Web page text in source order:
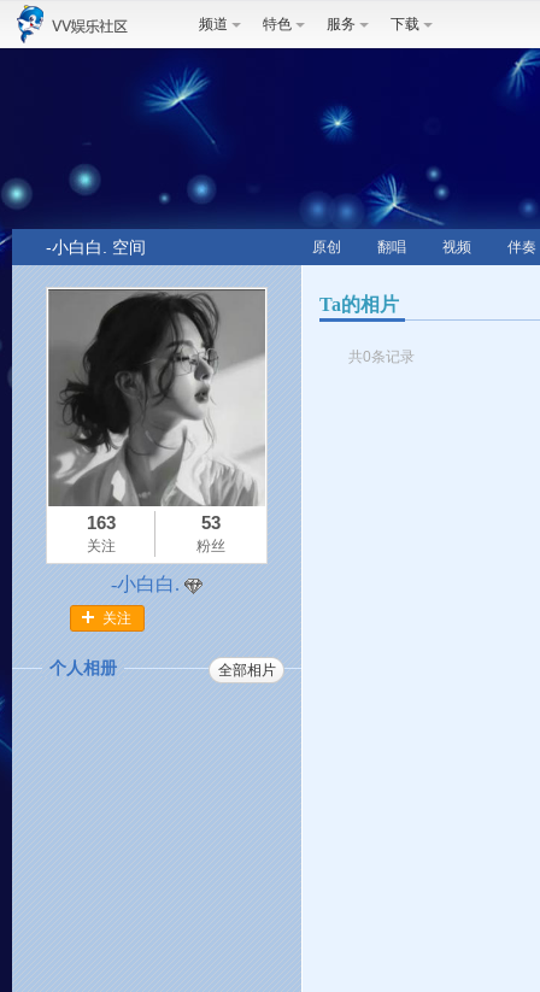
频道 特色 服务 下载
-小白白. 空间 原创 翻唱 视频 伴奏
163
关注
53
粉丝
-小白白.
关注
个人相册 全部相片
Ta的相片
共0条记录